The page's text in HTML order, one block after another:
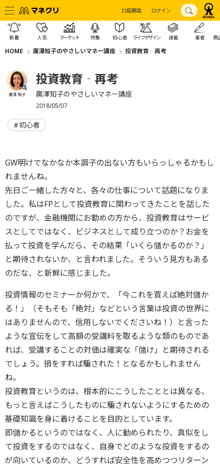
口座開設 ログイン
新着 人気 マーケット 特集 初心者 ライフデザイン 連載 著者 商
HOME 廣澤知子のやさしいマネー講座 投資教育‐再考
廣澤 知子
投資教育‐再考
廣澤知子のやさしいマネー講座
2018/05/07
初心者
GW明けでなかなか本調子の出ない方もいらっしゃるかもし
れませんね。
先日ご一緒した方々と、各々の仕事について話題になりま
した。私はFPとして投資教育に関わってきたことを話した
のですが、金融機関にお勤めの方から、投資教育はサービ
スとしてではなく、ビジネスとして成り立つのか？お金を
払って投資を学んだら、その結果「いくら儲かるのか？」
と期待されないか、と言われました。そういう見方もある
のだな、と新鮮に感じました。
投資情報のセミナーか何かで、「今これを買えば絶対儲か
る！」（そもそも「絶対」などという言葉は投資の世界に
はありませんので、信用しないでくださいね！）と言った
ような宣伝をして高額の受講料を取るような類のものであ
れば、受講することの対価は確実な「儲け」と期待される
でしょう。損をすれば騙された！となるかもしれません
ね。
投資教育というのは、根本的にこうしたこととは異なる、
もっと言えばこうしたものに騙されないようにするための
基礎知識を身に着けることを目的としています。
即儲かるというのではなく、人に勧められたり、真似をし
て投資をするのではなく、自身でどのような投資をするの
が向いているのか、どうすれば安全性を高めつつリターン